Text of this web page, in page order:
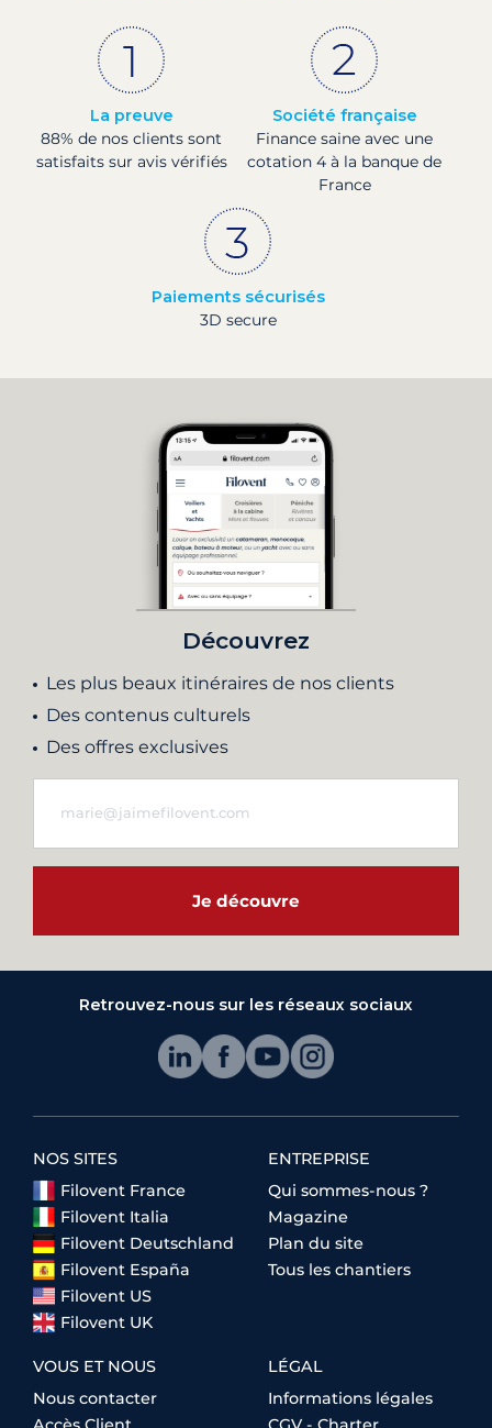
La preuve
88% de nos clients sont
satisfaits sur avis vérifiés
Société française
Finance saine avec une
cotation 4 à la banque de
France
Paiements sécurisés
3D secure
Découvrez
Les plus beaux itinéraires de nos clients
Des contenus culturels
Des offres exclusives
Je découvre
Retrouvez-nous sur les réseaux sociaux
NOS SITES
Filovent France
Filovent Italia
Filovent Deutschland
Filovent España
Filovent US
Filovent UK
ENTREPRISE
Qui sommes-nous ?
Magazine
Plan du site
Tous les chantiers
VOUS ET NOUS
Nous contacter
LÉGAL
Informations légales